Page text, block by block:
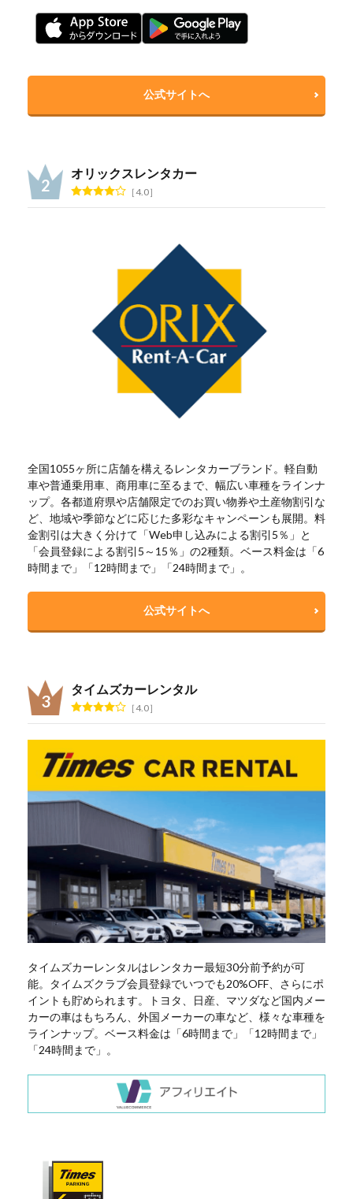
公式サイトへ
オリックスレンタカー
4.0
全国1055ヶ所に店舗を構えるレンタカーブランド。軽自動
車や普通乗用車、商用車に至るまで、幅広い車種をラインナ
ップ。各都道府県や店舗限定でのお買い物券や土産物割引な
ど、地域や季節などに応じた多彩なキャンペーンも展開。料
金割引は大きく分けて「Web申し込みによる割引5％」と
「会員登録による割引5～15％」の2種類。ベース料金は「6
時間まで」「12時間まで」「24時間まで」。
公式サイトへ
タイムズカーレンタル
4.0
タイムズカーレンタルはレンタカー最短30分前予約が可
能。タイムズクラブ会員登録でいつでも20%OFF、さらにポ
イントも貯められます。トヨタ、日産、マツダなど国内メー
カーの車はもちろん、外国メーカーの車など、様々な車種を
ラインナップ。ベース料金は「6時間まで」「12時間まで」
「24時間まで」。